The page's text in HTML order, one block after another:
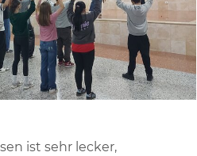
ist sehr lecker,